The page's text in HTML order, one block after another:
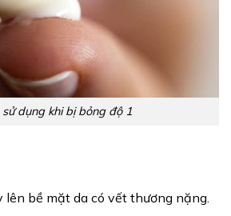
sử dụng khi bị bỏng độ 1
lên bề mặt da có vết thương nặng.